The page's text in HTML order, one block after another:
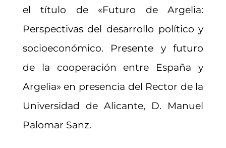
el título de «Futuro de Argelia:
Perspectivas del desarrollo político y
socioeconómico. Presente y futuro
de la cooperación entre España y
Argelia» en presencia del Rector de la
Universidad de Alicante, D. Manuel
Palomar Sanz.